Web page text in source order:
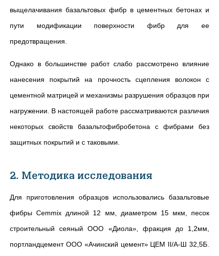
выщелачивания базальтовых фибр в цементных бетонах и
пути модификации поверхности фибр для ее
предотвращения.
Однако в большинстве работ слабо рассмотрено влияние
нанесения покрытий на прочность сцепления волокон с
цементной матрицей и механизмы разрушения образцов при
нагружении. В настоящей работе рассматриваются различия
некоторых свойств базальтофибробетона с фибрами без
защитных покрытий и с таковыми.
2. Методика исследования
Для приготовления образцов использовались базальтовые
фибры Cemmix длиной 12 мм, диаметром 15 мкм, песок
строительный сеяный ООО «Диола», фракция до 1,2мм,
портландцемент ООО «Ачинский цемент» ЦЕМ II/А-Ш 32,5Б.